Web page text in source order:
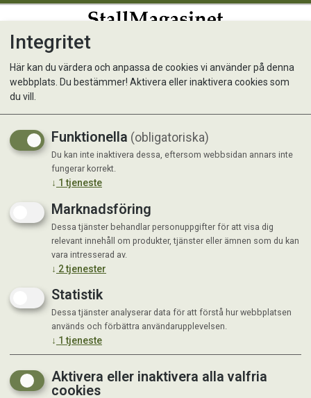
Mix, Sommarblommor, rosa
Integritet
Här kan du värdera och anpassa de cookies vi använder på denna
webbplats. Du bestämmer! Aktivera eller inaktivera cookies som
du vill.
Funktionella (obligatoriska)
Du kan inte inaktivera dessa, eftersom webbsidan annars inte
fungerar korrekt.
↓ 1 tjeneste
Marknadsföring
Dessa tjänster behandlar personuppgifter för att visa dig
relevant innehåll om produkter, tjänster eller ämnen som du kan
vara intresserad av.
↓ 2tjenester
Statistik
Dessa tjänster analyserar data för att förstå hur webbplatsen
används och förbättra användarupplevelsen.
↓ 1 tjeneste
Aktivera eller inaktivera alla valfria
cookies